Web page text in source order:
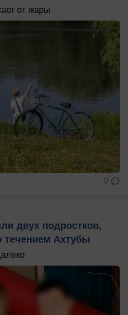
от жары
0
двух подростков,
течением Ахтубы